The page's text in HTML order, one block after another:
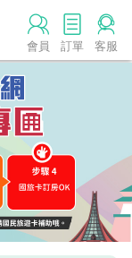
會員 訂單 客服